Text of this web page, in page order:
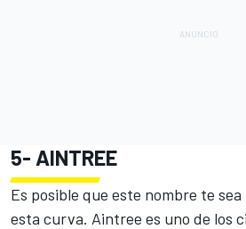
5- AINTREE
Es posible que este nombre te
esta curva. Aintree es uno de los